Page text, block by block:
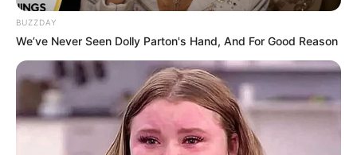
10 Pose Manekin Anti
Mainstream yang Konyol
BUZZDAY
We’ve Never Seen Dolly Parton's Hand, And For Good Reason